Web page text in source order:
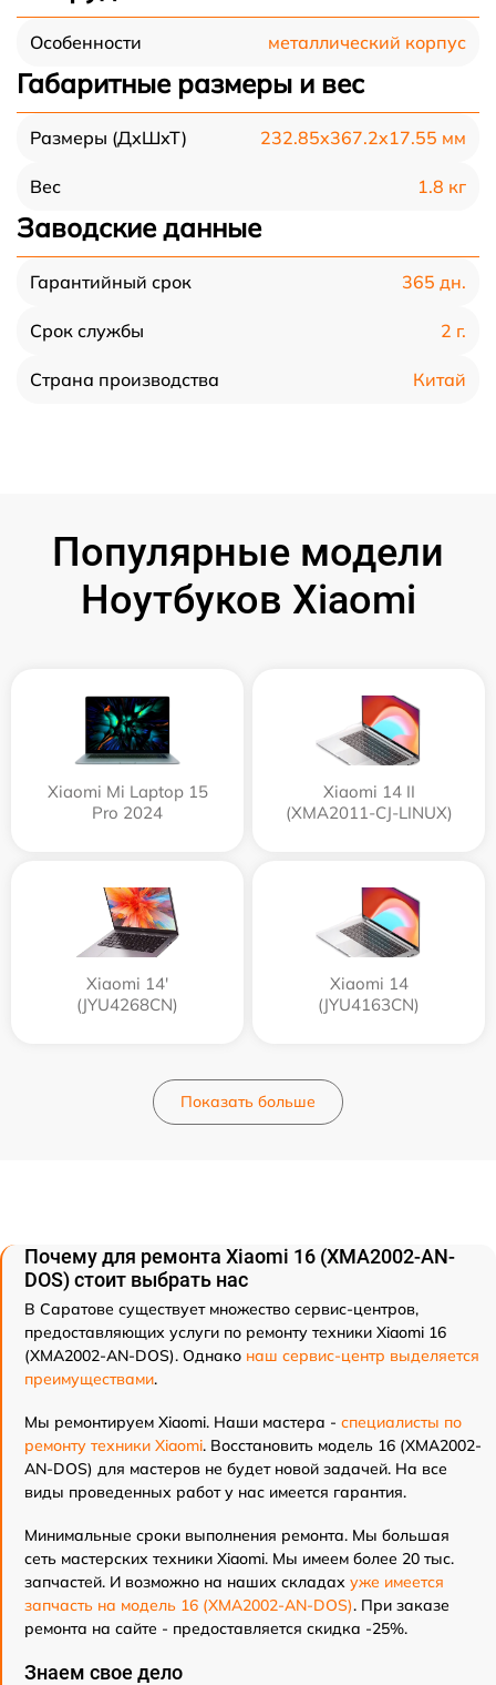
Особенности металлический корпус
Габаритные размеры и вес
Размеры (ДхШхТ) 232.85x367.2x17.55 мм
Вес 1.8 кг
Заводские данные
Гарантийный срок 365 дн.
Срок службы 2 г.
Страна производства Китай
Популярные модели
Ноутбуков Xiaomi
Xiaomi Mi Laptop 15
Pro 2024
Xiaomi 14 II
(XMA2011-CJ-LINUX)
Xiaomi 14'
(JYU4268CN)
Xiaomi 14
(JYU4163CN)
Показать больше
Почему для ремонта Xiaomi 16 (XMA2002-AN-
DOS) стоит выбрать нас
В Саратове существует множество сервис-центров,
предоставляющих услуги по ремонту техники Xiaomi 16
(XMA2002-AN-DOS). Однако наш сервис-центр выделяется
преимуществами.
Мы ремонтируем Xiaomi. Наши мастера - специалисты по
ремонту техники Xiaomi. Восстановить модель 16 (XMA2002-
AN-DOS) для мастеров не будет новой задачей. На все
виды проведенных работ у нас имеется гарантия.
Минимальные сроки выполнения ремонта. Мы большая
сеть мастерских техники Xiaomi. Мы имеем более 20 тыс.
запчастей. И возможно на наших складах уже имеется
запчасть на модель 16 (XMA2002-AN-DOS). При заказе
ремонта на сайте - предоставляется скидка -25%.
Знаем свое дело